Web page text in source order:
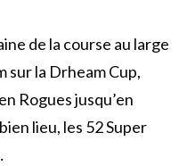
de la course au large
sur la Drheam Cup,
Rogues jusqu’en
lieu, les 52 Super